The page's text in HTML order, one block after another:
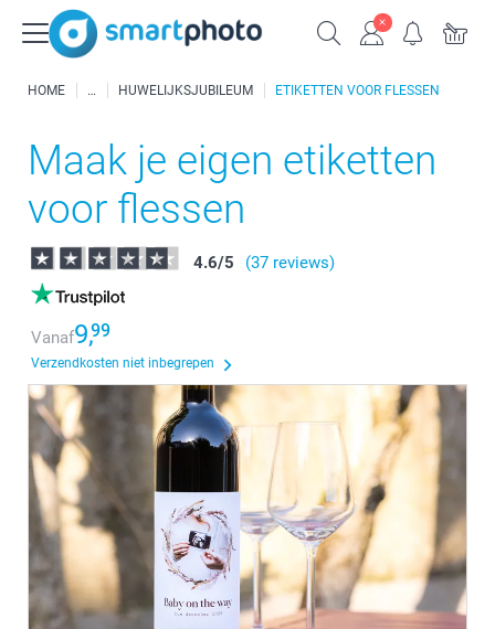
HOME HUWELIJKSJUBILEUM ETIKETTEN VOOR FLESSEN
Maak je eigen etiketten
voor flessen
4.6/5 (37 reviews)
Vanaf9,99
Verzendkosten niet inbegrepen